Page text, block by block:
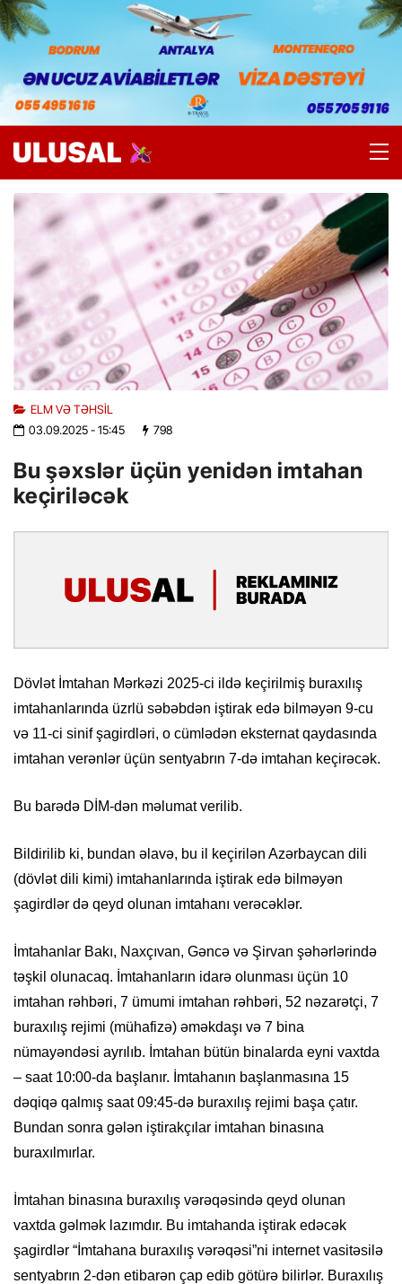
ELM VƏ TƏHSIL
03.09.2025- 15:45 798
Bu şəxslər üçün yenidən imtahan
keçiriləcək
Dövlət İmtahan Mərkəzi 2025-ci ildə keçirilmiş buraxılış
imtahanlarında üzrlü səbəbdən iştirak edə bilməyən 9-cu
və 11-ci sinif şagirdləri, o cümlədən eksternat qaydasında
imtahan verənlər üçün sentyabrın 7-də imtahan keçirəcək.
Bu barədə DİM-dən məlumat verilib.
Bildirilib ki, bundan əlavə, bu il keçirilən Azərbaycan dili
(dövlət dili kimi) imtahanlarında iştirak edə bilməyən
şagirdlər də qeyd olunan imtahanı verəcəklər.
İmtahanlar Bakı, Naxçıvan, Gəncə və Şirvan şəhərlərində
təşkil olunacaq. İmtahanların idarə olunması üçün 10
imtahan rəhbəri, 7 ümumi imtahan rəhbəri, 52 nəzarətçi, 7
buraxılış rejimi (mühafizə) əməkdaşı və 7 bina
nümayəndəsi ayrılıb. İmtahan bütün binalarda eyni vaxtda
– saat 10:00-da başlanır. İmtahanın başlanmasına 15
dəqiqə qalmış saat 09:45-də buraxılış rejimi başa çatır.
Bundan sonra gələn iştirakçılar imtahan binasına
buraxılmırlar.
İmtahan binasına buraxılış vərəqəsində qeyd olunan
vaxtda gəlmək lazımdır. Bu imtahanda iştirak edəcək
şagirdlər “İmtahana buraxılış vərəqəsi”ni internet vasitəsilə
sentyabrın 2-dən etibarən çap edib götürə bilirlər. Buraxılış